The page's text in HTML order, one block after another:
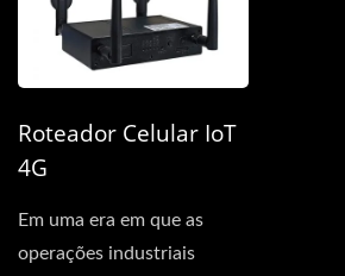
Roteador Celular IoT
4G
Em uma era em que as
operações industriais